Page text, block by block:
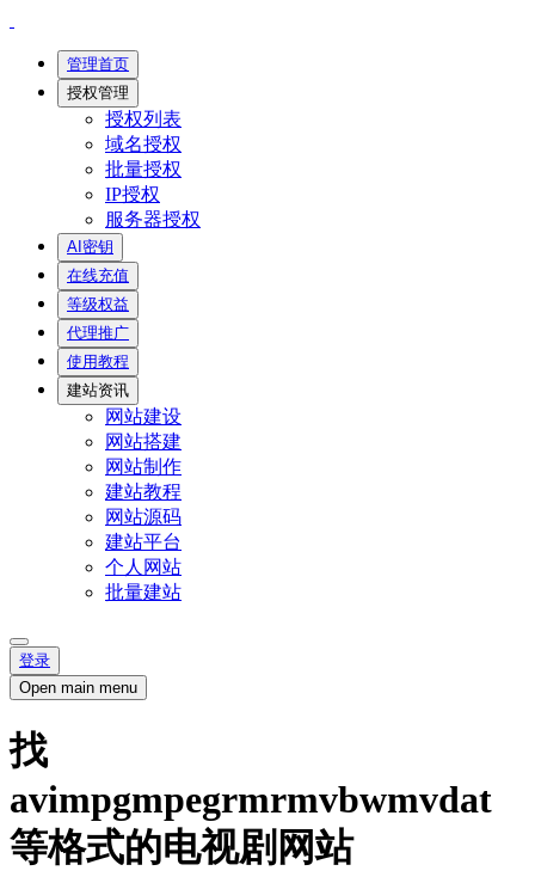
管理首页
授权管理
授权列表
域名授权
批量授权
IP授权
服务器授权
AI密钥
在线充值
等级权益
代理推广
使用教程
建站资讯
网站建设
网站搭建
网站制作
建站教程
网站源码
建站平台
个人网站
批量建站
登录
Open main menu
找
avimpgmpegrmrmvbwmvdat
等格式的电视剧网站